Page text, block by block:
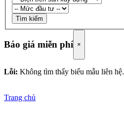
Tìm kiếm
Báo giá miễn phí ×
Lỗi: Không tìm thấy biểu mẫu liên hệ.
Trang chủ